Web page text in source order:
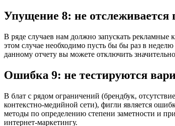
Упущение 8: не отслеживается
В ряде случаев нам должно запускать рекламные
этом случае необходимо пусть бы бы раз в неделю
данному отчету вы можете отключить
Ошибка 9: не тестируются
В блат с рядом ограничений (брендбук,
контекстно-медийной сети), фигли является
методы по определению степени заметности и
интернет-маркетингу.